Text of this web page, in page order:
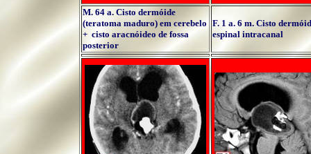
M. 64 a. Cisto dermóide
(teratoma maduro) em cerebelo
+ cisto aracnóideo de fossa
posterior
F. 1 a. 6 m. Cisto
espinal intracanal